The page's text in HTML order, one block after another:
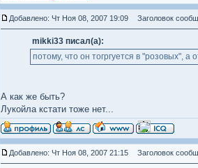
Добавлено: Чт Ноя 08, 2007 19:09 Заголовок
mikki33 писал(а):
потому, что он тогргуется в "розовых", а
А как же быть?
Лукойла кстати тоже нет...
Добавлено: Чт Ноя 08, 2007 21:15 Заголовок